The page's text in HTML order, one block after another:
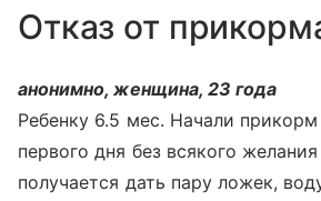
Отказ от
анонимно, женщина, 23 года
Ребенку 6.5 мес. Начали
первого дня без всякого
получается дать пару ложек,